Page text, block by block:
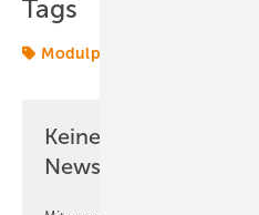
Tags
Modulpreise
Keine Zeit? Kein
Newsletter!